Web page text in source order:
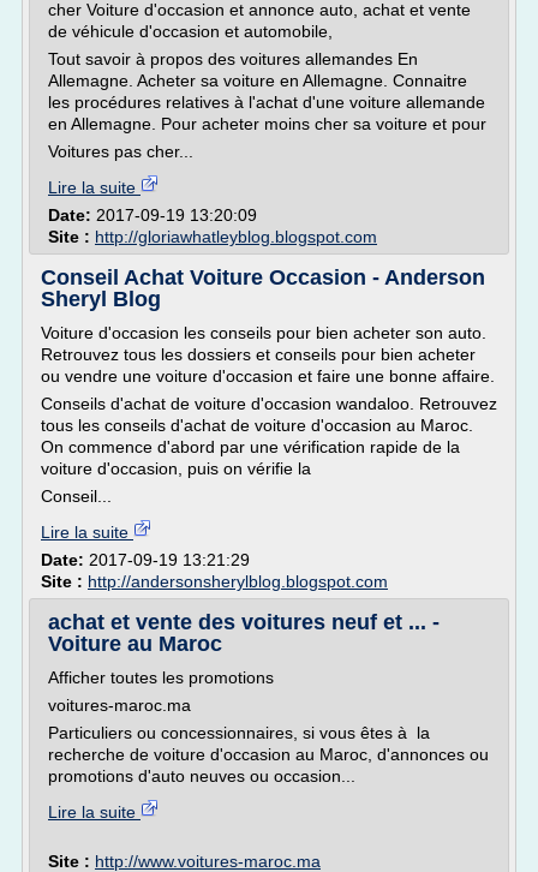
cher Voiture d'occasion et annonce auto, achat et vente
de véhicule d'occasion et automobile,
Tout savoir à propos des voitures allemandes En
Allemagne. Acheter sa voiture en Allemagne. Connaitre
les procédures relatives à l'achat d'une voiture allemande
en Allemagne. Pour acheter moins cher sa voiture et pour
Voitures pas cher...
Lire la suite
Date: 2017-09-19 13:20:09
Site : http://gloriawhatleyblog.blogspot.com
Conseil Achat Voiture Occasion - Anderson
Sheryl Blog
Voiture d'occasion les conseils pour bien acheter son auto.
Retrouvez tous les dossiers et conseils pour bien acheter
ou vendre une voiture d'occasion et faire une bonne affaire.
Conseils d'achat de voiture d'occasion wandaloo. Retrouvez
tous les conseils d'achat de voiture d'occasion au Maroc.
On commence d'abord par une vérification rapide de la
voiture d'occasion, puis on vérifie la
Conseil...
Lire la suite
Date: 2017-09-19 13:21:29
Site : http://andersonsherylblog.blogspot.com
achat et vente des voitures neuf et ... -
Voiture au Maroc
Afficher toutes les promotions
voitures-maroc.ma
Particuliers ou concessionnaires, si vous êtes à la
recherche de voiture d'occasion au Maroc, d'annonces ou
promotions d'auto neuves ou occasion...
Lire la suite
Site : http://www.voitures-maroc.ma